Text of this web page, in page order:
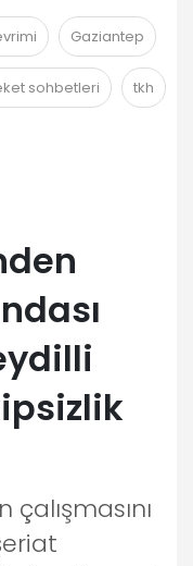
Gaziantep
sohbetleri tkh
çalışmasını